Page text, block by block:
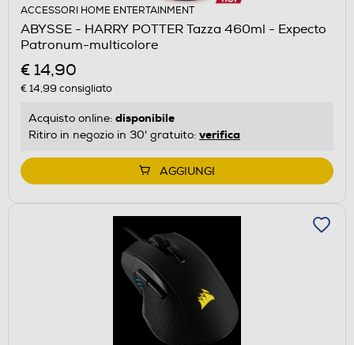
ACCESSORI HOME ENTERTAINMENT
ABYSSE - HARRY POTTER Tazza 460ml - Expecto
Patronum-multicolore
€ 14,90
€ 14,99 consigliato
Acquisto online: disponibile
Ritiro in negozio in 30' gratuito: verifica
AGGIUNGI